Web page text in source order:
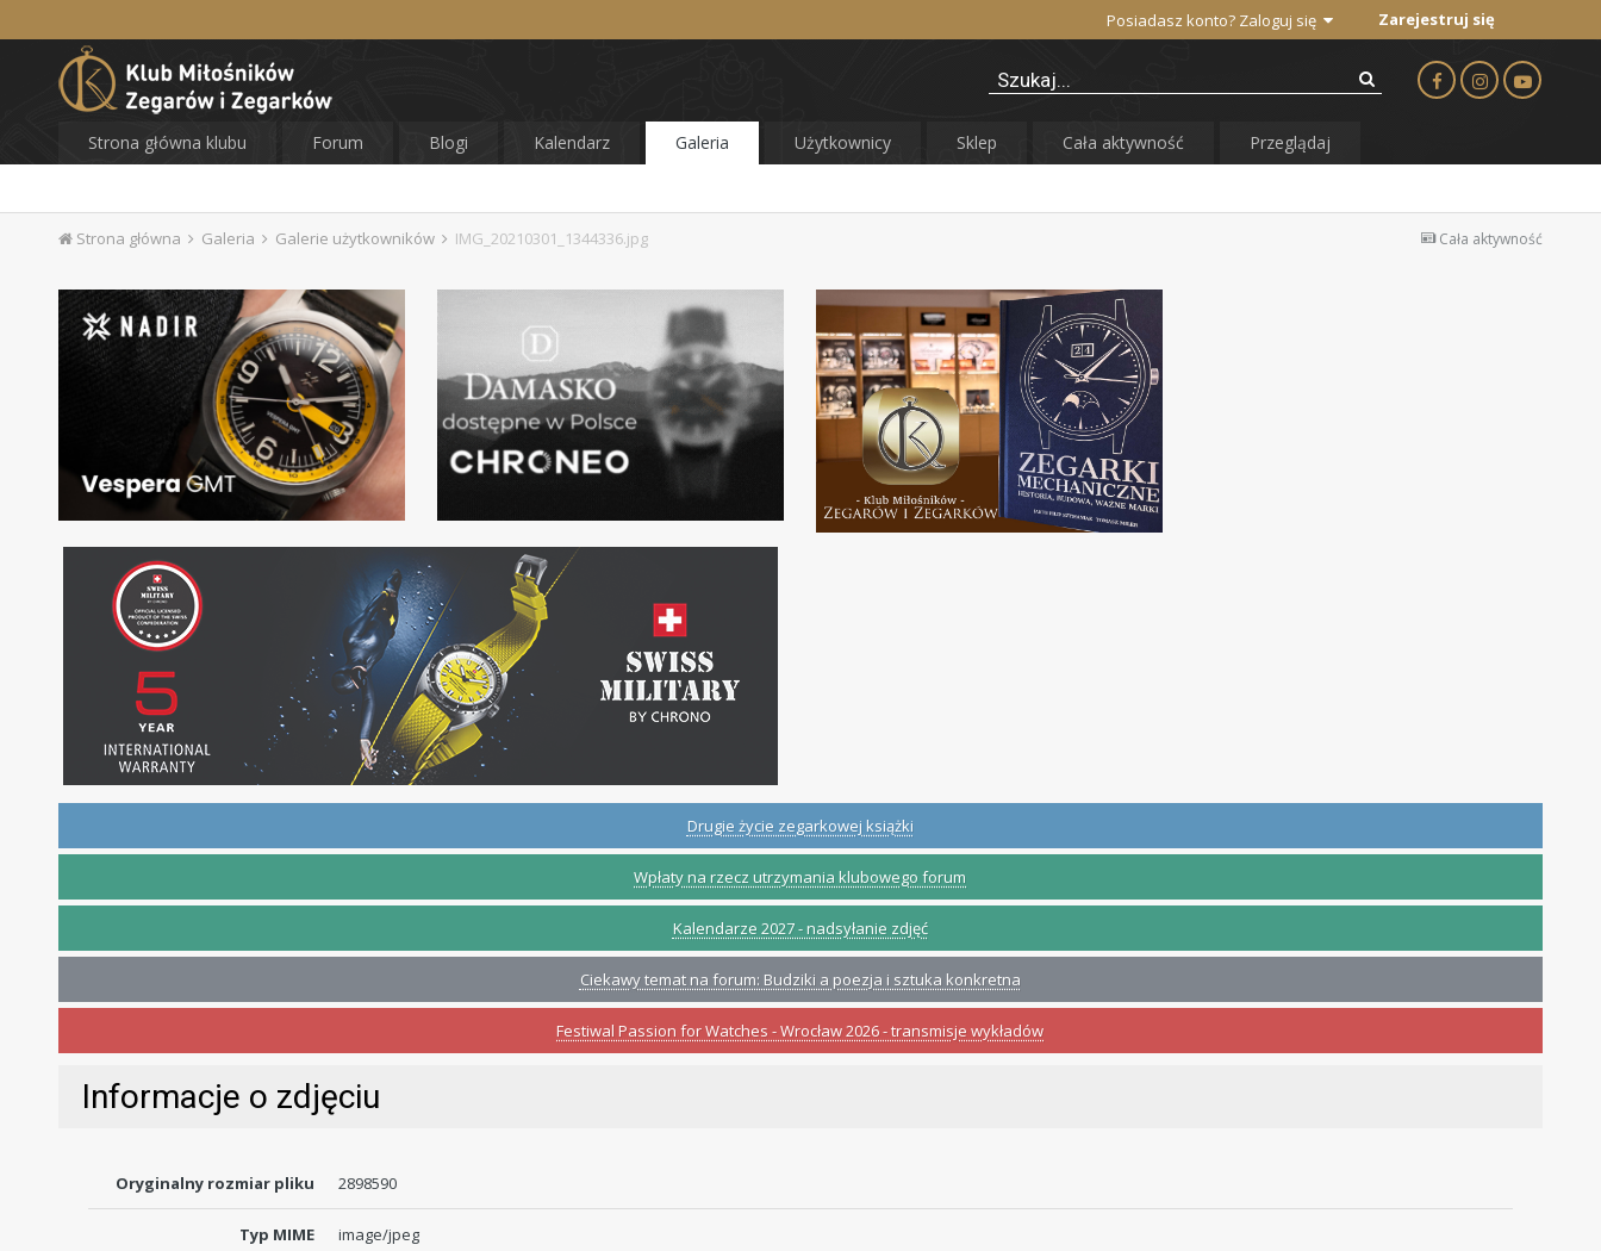
Posiadasz konto? Zaloguj się Zarejestruj się
Strona główna klubu Forum Blogi Kalendarz Galeria Użytkownicy Sklep Cała aktywność Przeglądaj
Cała aktywność
Strona główna Galeria Galerie użytkowników IMG_20210301_1344336.jpg
Drugie życie zegarkowej książki
Wpłaty na rzecz utrzymania klubowego forum
Kalendarze 2027 - nadsyłanie zdjęć
Ciekawy temat na forum: Budziki a poezja i sztuka konkretna
Festiwal Passion for Watches - Wrocław 2026 - transmisje wykładów
Informacje o zdjęciu
Oryginalny rozmiar pliku 2898590
Typ MIME image/jpeg